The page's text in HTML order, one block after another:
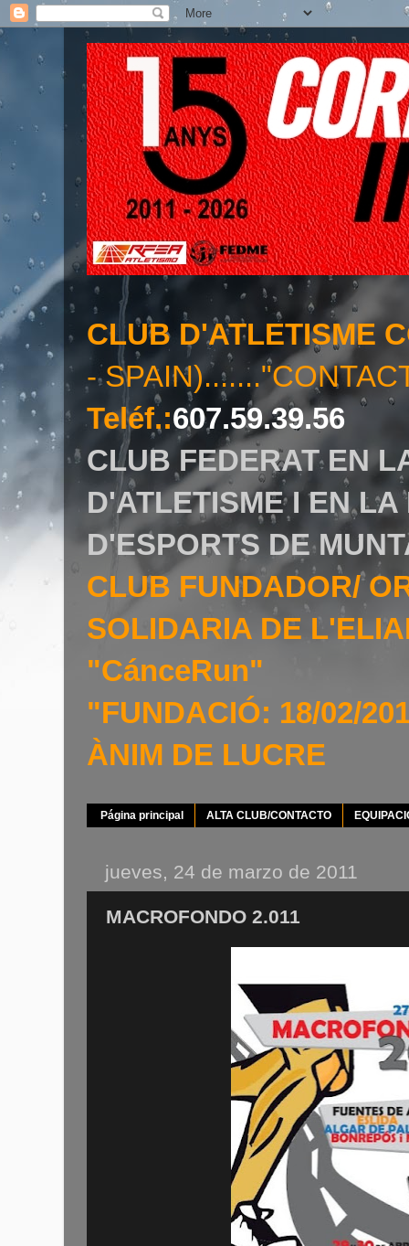
CLUB D'ATLETISME
-
Teléf.:607.59.39.56
CLUB FEDERAT EN
D'ATLETISME I EN
D'ESPORTS DE
CLUB FUNDADOR/
SOLIDARIA DE
"CánceRun"
"FUNDACIÓ: 18/02/
ÀNIM DE LUCRE
Página principal ALTA CLUB/CONTACTO
jueves, 24 de marzo de 2011
MACROFONDO 2.011